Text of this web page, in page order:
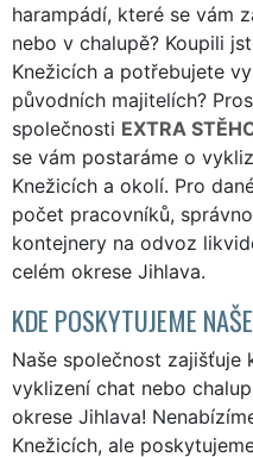
harampádí, které se vám
nebo v chalupě? Koupili
Knežicích a potřebujete
původních majitelích?
společnosti EXTRA
se vám postaráme o
Knežicích a okolí. Pro
počet pracovníků,
kontejnery na odvoz
celém okrese Jihlava.
KDE POSKYTUJEME
Naše společnost zajišťuje
vyklizení chat nebo
okrese Jihlava!
Knežicích, ale